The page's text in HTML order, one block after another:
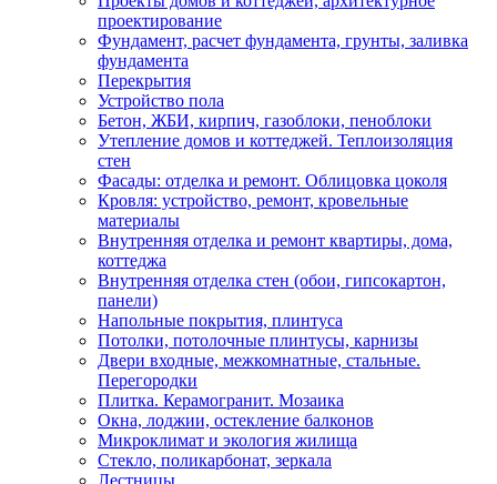
проектирование
Фундамент, расчет фундамента, грунты, заливка
фундамента
Перекрытия
Устройство пола
Бетон, ЖБИ, кирпич, газоблоки, пеноблоки
Утепление домов и коттеджей. Теплоизоляция
стен
Фасады: отделка и ремонт. Облицовка цоколя
Кровля: устройство, ремонт, кровельные
материалы
Внутренняя отделка и ремонт квартиры, дома,
коттеджа
Внутренняя отделка стен (обои, гипсокартон,
панели)
Напольные покрытия, плинтуса
Потолки, потолочные плинтусы, карнизы
Двери входные, межкомнатные, стальные.
Перегородки
Плитка. Керамогранит. Мозаика
Окна, лоджии, остекление балконов
Микроклимат и экология жилища
Стекло, поликарбонат, зеркала
Лестницы